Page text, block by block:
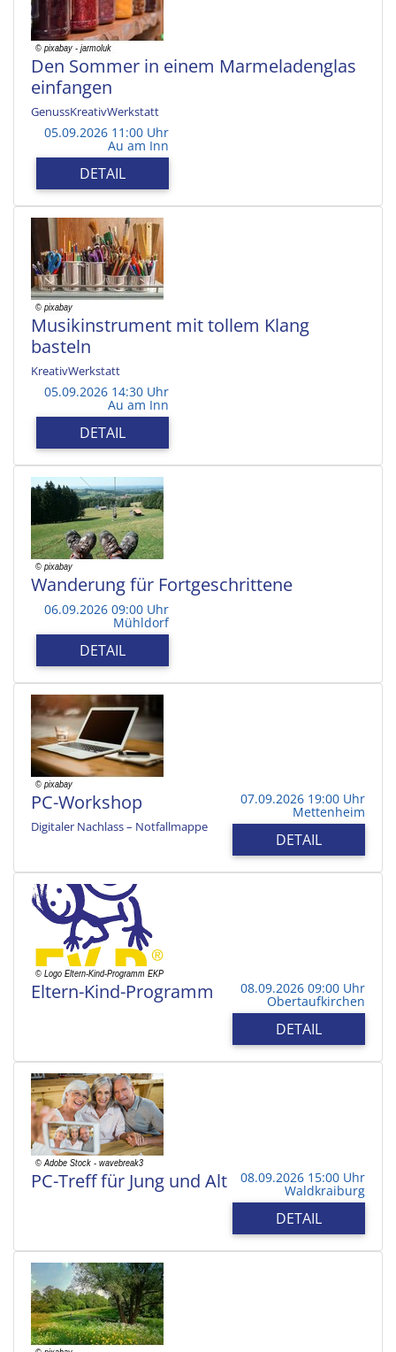
Den Sommer in einem Marmeladenglas
einfangen
GenussKreativWerkstatt
05.09.2026 11:00 Uhr
Au am Inn
DETAIL
Musikinstrument mit tollem Klang
basteln
KreativWerkstatt
05.09.2026 14:30 Uhr
Au am Inn
DETAIL
Wanderung für Fortgeschrittene
06.09.2026 09:00 Uhr
Mühldorf
DETAIL
PC-Workshop
Digitaler Nachlass – Notfallmappe
07.09.2026 19:00 Uhr
Mettenheim
DETAIL
Eltern-Kind-Programm 08.09.2026 09:00 Uhr
Obertaufkirchen
DETAIL
PC-Treff für Jung und Alt 08.09.2026 15:00 Uhr
Waldkraiburg
DETAIL